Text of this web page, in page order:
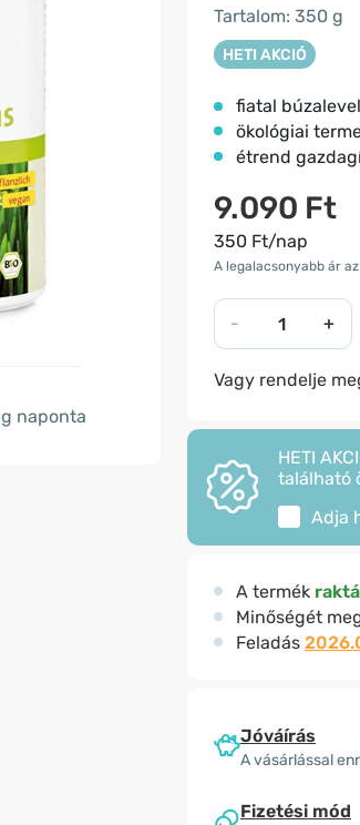
naponta
Tartalom: 350 g
HETI AKCIÓ
fiatal
ökológiai
étrend
9.090 Ft
350 Ft/nap
A legalacsonyabb ár
- +
Vagy rendelje
HETI
található
Adja
A termék
Minőségét
Feladás
Jóváírás
A vásárlással
Fizetési mód